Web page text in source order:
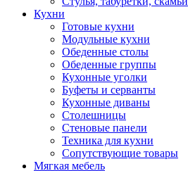
Кухни
Готовые кухни
Модульные кухни
Обеденные столы
Обеденные группы
Кухонные уголки
Буфеты и серванты
Кухонные диваны
Столешницы
Стеновые панели
Техника для кухни
Сопутствующие товары
Мягкая мебель